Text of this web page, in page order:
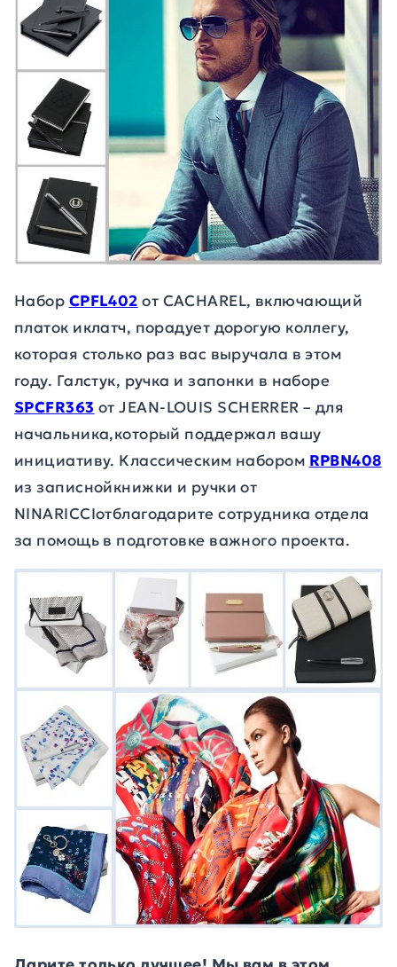
Набор CPFL402 от CACHAREL, включающий
платок иклатч, порадует дорогую коллегу,
которая столько раз вас выручала в этом
году. Галстук, ручка и запонки в наборе
SPCFR363 отJEAN-LOUIS SCHERRER – для
начальника,который поддержал вашу
инициативу. Классическим набором RPBN408
из записнойкнижки и ручки от
NINARICCIотблагодарите сотрудника отдела
за помощь в подготовке важного проекта.